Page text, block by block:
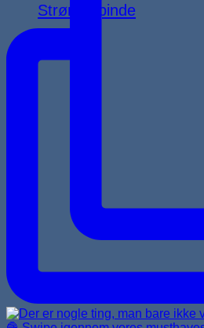
Strømpepinde